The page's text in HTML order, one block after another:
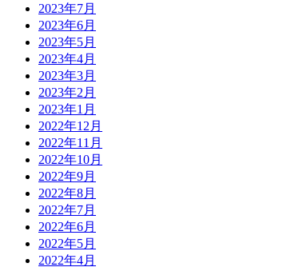
2023年7月
2023年6月
2023年5月
2023年4月
2023年3月
2023年2月
2023年1月
2022年12月
2022年11月
2022年10月
2022年9月
2022年8月
2022年7月
2022年6月
2022年5月
2022年4月